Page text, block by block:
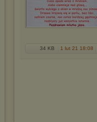
34 KB 1 lut 21 18:08